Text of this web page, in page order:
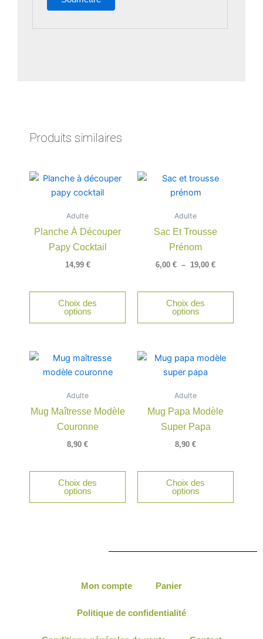
Produits similaires
Adulte
Planche À Découper
Papy Cocktail
14,99 €
Choix des
options
Adulte
Sac Et Trousse
Prénom
6,00 € – 19,00 €
Plage
Choix des
options
être
Adulte
Mug Maîtresse Modèle
Couronne
8,90 €
Choix des
options
Adulte
Mug Papa Modèle
Super Papa
8,90 €
Choix des
options
Mon compte Panier
Politique de confidentialité